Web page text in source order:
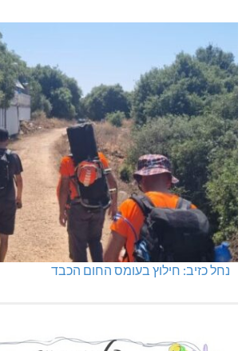
בדיקות פוליגרף – מתי כדאי לבדוק את
בהשערות?